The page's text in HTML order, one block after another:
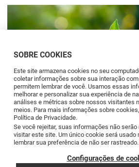
6. Inovação e
SOBRE COOKIES
Este site armazena cookies no seu
coletar informações sobre sua interação
permitem lembrar de você. Usamos essas
melhorar e personalizar sua experiência de
análises e métricas sobre nossos visitantes
meios. Para mais informações sobre
Política de Privacidade.
Se você rejeitar, suas informações não
visitar este site. Um único cookie será usado
lembrar sua preferência de não ser rastreado.
Configurações de